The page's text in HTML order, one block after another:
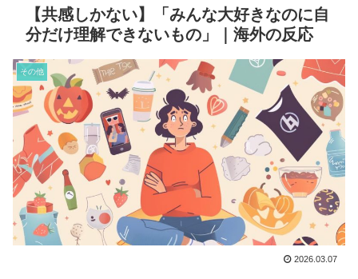
【共感しかない】「みんな大好きなのに自
分だけ理解できないもの」｜海外の反応
その他
2026.03.07